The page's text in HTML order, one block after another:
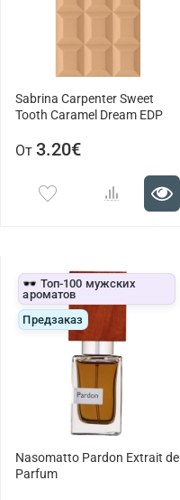
Sabrina Carpenter Sweet
Tooth Caramel Dream EDP
От 3.20€
🕶️ Топ-100 мужских
ароматов
Предзаказ
Nasomatto Pardon Extrait de
Parfum